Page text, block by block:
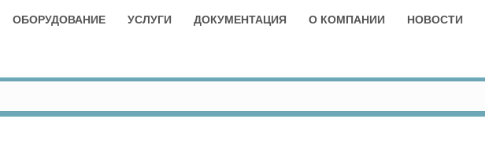
ОБОРУДОВАНИЕ УСЛУГИ ДОКУМЕНТАЦИЯ О КОМПАНИИ НОВОСТИ